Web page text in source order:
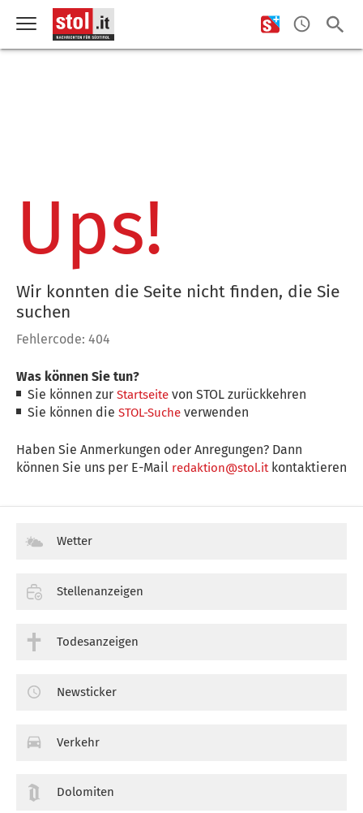
Ups!
Wir konnten die Seite nicht finden, die Sie
suchen
Fehlercode: 404
Was können Sie tun?
Sie können zurStartseite von STOL zurückkehren
Sie können dieSTOL-Suche verwenden
Haben Sie Anmerkungen oder Anregungen? Dann
können Sie uns per E-Mail redaktion@stol.itkontaktieren
Wetter
Stellenanzeigen
Todesanzeigen
Newsticker
Verkehr
Dolomiten